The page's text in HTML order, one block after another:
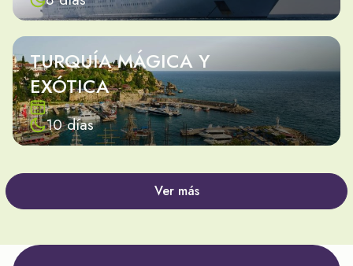
TURQUÍA MÁGICA Y
EXÓTICA
10 días
Ver más